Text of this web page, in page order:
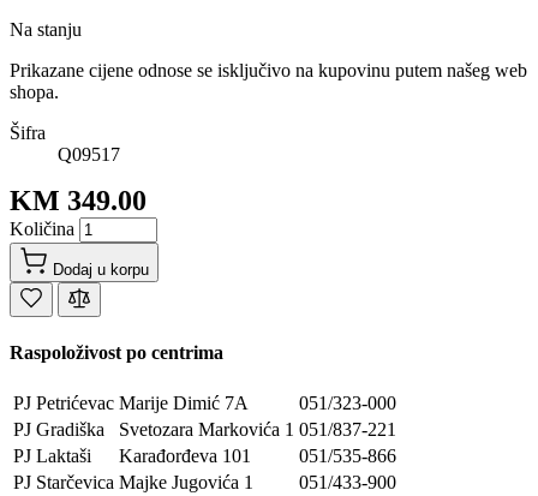
Na stanju
Prikazane cijene odnose se isključivo na kupovinu putem našeg web
shopa.
Šifra
Q09517
KM 349.00
Količina
Dodaj u korpu
Raspoloživost po centrima
PJ Petrićevac Marije Dimić 7A
051/323-000
PJ Gradiška
Svetozara Markovića 1 051/837-221
PJ Laktaši
Karađorđeva 101
051/535-866
PJ Starčevica Majke Jugovića 1
051/433-900